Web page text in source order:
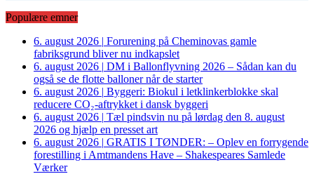
Populære emner
6. august 2026 | Forurening på Cheminovas gamle
fabriksgrund bliver nu indkapslet
6. august 2026 | DM i Ballonflyvning 2026 – Sådan kan du
også se de flotte balloner når de starter
6. august 2026 | Byggeri: Biokul i letklinkerblokke skal
reducere CO₂-aftrykket i dansk byggeri
6. august 2026 | Tæl pindsvin nu på lørdag den 8. august
2026 og hjælp en presset art
6. august 2026 | GRATIS I TØNDER: – Oplev en forrygende
forestilling i Amtmandens Have – Shakespeares Samlede
Værker